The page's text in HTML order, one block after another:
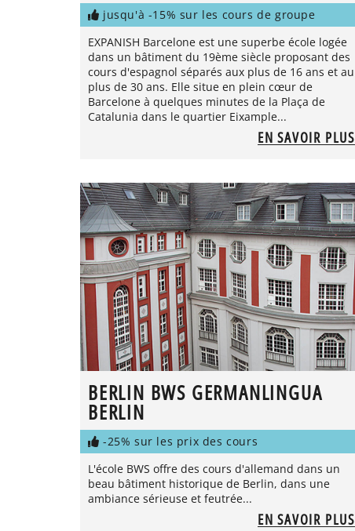
jusqu'à -15% sur les cours de groupe
EXPANISH Barcelone est une superbe école logée
dans un bâtiment du 19ème siècle proposant des
cours d'espagnol séparés aux plus de 16 ans et au
plus de 30 ans. Elle situe en plein cœur de
Barcelone à quelques minutes de la Plaça de
Catalunia dans le quartier Eixample...
EN SAVOIR PLUS
BERLIN BWS GERMANLINGUA
BERLIN
-25% sur les prix des cours
L'école BWS offre des cours d'allemand dans un
beau bâtiment historique de Berlin, dans une
ambiance sérieuse et feutrée...
EN SAVOIR PLUS